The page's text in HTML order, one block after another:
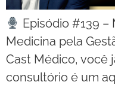
Episódio #139 –
Medicina pela
Cast Médico, você
consultório é um